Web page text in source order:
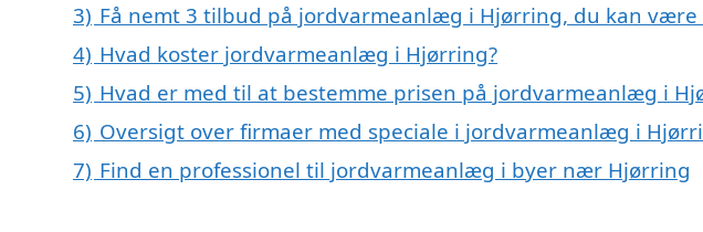
3) Få nemt 3 tilbud på jordvarmeanlæg i Hjørring, du kan være
4) Hvad koster jordvarmeanlæg i Hjørring?
5) Hvad er med til at bestemme prisen på jordvarmeanlæg i
6) Oversigt over firmaer med speciale i jordvarmeanlæg i
7) Find en professionel til jordvarmeanlæg i byer nær Hjørring